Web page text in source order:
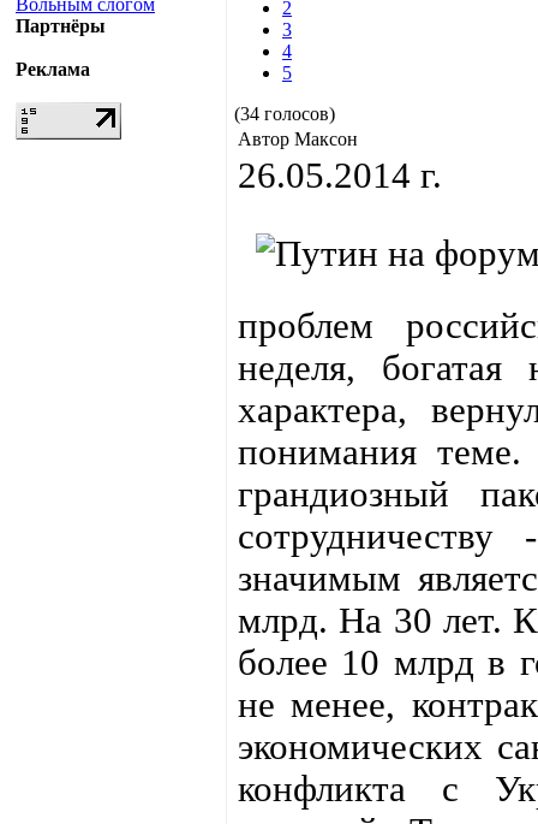
Партнёры
Реклама
2
3
4
5
(34 голосов)
Автор Максон
26.05.2014 г.
проблем
неделя, богатая
характера,
понимания
грандиозный
значимым
млрд. На 30 лет.
более 10 млрд в
не менее,
экономических
конфликта с